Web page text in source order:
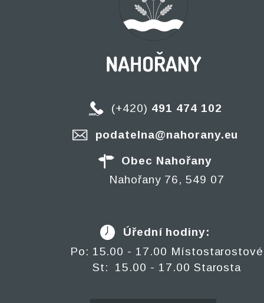
(+420) 491 474 102
podatelna@nahorany.eu
Obec Nahořany
Nahořany 76, 549 07
Úřední hodiny:
Po: 15.00 - 17.00 Místostarostové
St: 15.00 - 17.00 Starosta